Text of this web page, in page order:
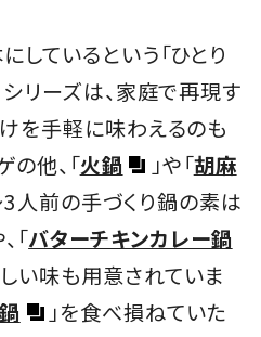
ているという「ひとり
リーズは、家庭で再現す
を手軽に味わえるのも
の他、「火鍋 」や「胡麻
3人前の手づくり鍋の素は
「バターチキンカレー鍋
い味も用意されていま
」を食べ損ねていた